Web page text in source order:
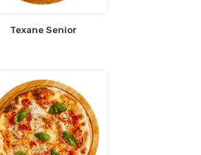
Texane Senior